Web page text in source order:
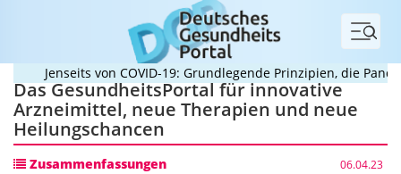
Menü
Jenseits von COVID-19: Grundlegende Prinzipien, die
Das GesundheitsPortal für innovative
Arzneimittel, neue Therapien und neue
Heilungschancen
Zusammenfassungen 06.04.23